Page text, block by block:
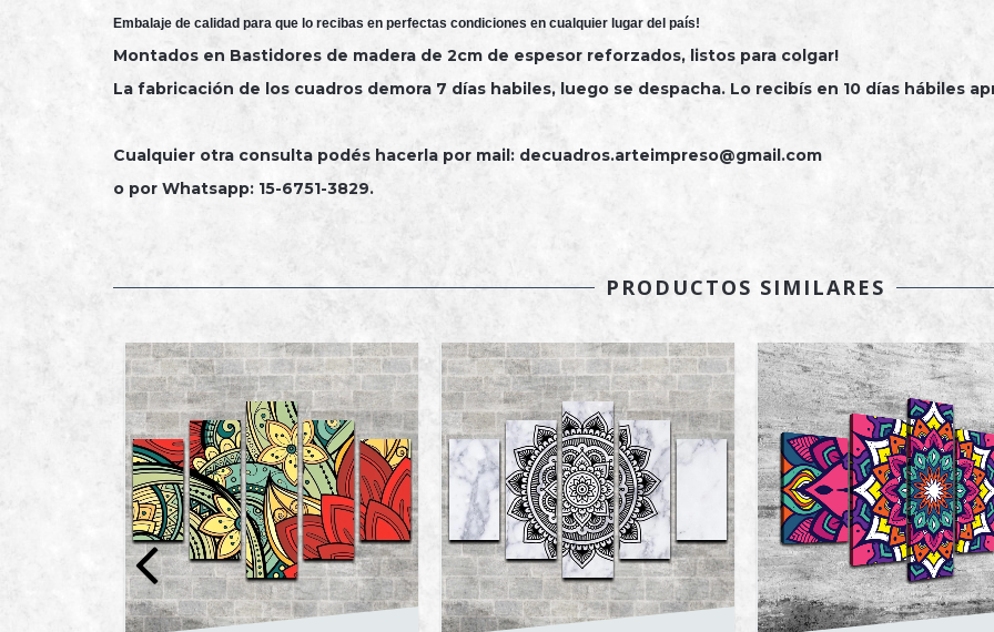
Embalaje de calidad para que lo recibas en perfectas condiciones en cualquier lugar del país!
Montados en Bastidores de madera de 2cm de espesor reforzados, listos para colgar!
La fabricación de los cuadros demora 7 días habiles, luego se despacha. Lo recibís en 10 días hábiles
Cualquier otra consulta podés hacerla por mail: decuadros.arteimpreso@gmail.com
o por Whatsapp: 15-6751-3829.
PRODUCTOS SIMILARES